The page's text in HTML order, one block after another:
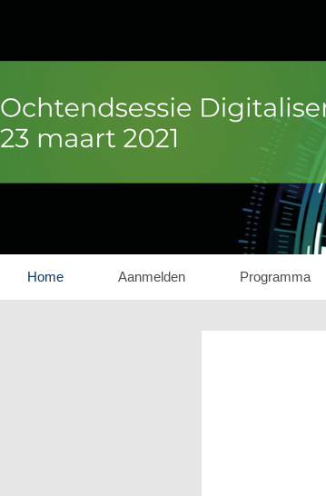
Home Aanmelden Programma